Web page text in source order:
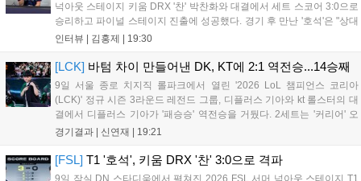
넉아웃 스테이지 키움 DRX '찬' 박찬화와 대결에서 세트 스코어 3:0으로
승리하고 파이널 스테이지 진출에 성공했다. 경기 후 만난 '호석'은 "상대
가 강하지만, 내가 할 것만 잘하면 충분히 승산이 있을 것 같았다"고 말하
인터뷰 | 김홍제 19:30
[LCK] 바텀 차이 만들어낸 DK, KT에 2:1 역전승...14승째
9일 서울 종로 치지직 롤파크에서 열린 '2026 LoL 챔피언스 코리아
(LCK)' 정규 시즌 3라운드 레전드 그룹, 디플러스 기아와 kt 롤스터의 대
결에서 디플러스 기아가 '패승승' 역전승을 거뒀다. 2세트는 '커리어' 오
현석의 메이킹과 '쇼메이커' 허수의 캐리력이 빛났고, 3세트에서는 라인
경기결과 | 신연재 19:21
[FSL] T1 '호석', 키움 DRX '찬' 3:0으로 격파
9일 잠실 DN 스타디움에서 펼쳐진 2026 FSL 서머 넉아웃 스테이지 T1